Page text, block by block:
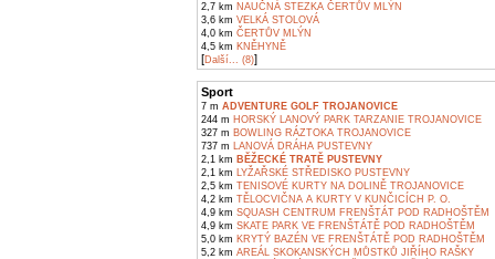
2,7 km NAUČNÁ STEZKA ČERTŮV MLÝN
3,6 km VELKÁ STOLOVÁ
4,0 km ČERTŮV MLÝN
4,5 km KNĚHYNĚ
[Další... (8)]
Sport
7 m ADVENTURE GOLF TROJANOVICE
244 m HORSKÝ LANOVÝ PARK TARZANIE TROJANOVICE
327 m BOWLING RÁZTOKA TROJANOVICE
737 m LANOVÁ DRÁHA PUSTEVNY
2,1 km BĚŽECKÉ TRATĚ PUSTEVNY
2,1 km LYŽAŘSKÉ STŘEDISKO PUSTEVNY
2,5 km TENISOVÉ KURTY NA DOLINĚ TROJANOVICE
4,2 km TĚLOCVIČNA A KURTY V KUNČICÍCH P. O.
4,9 km SQUASH CENTRUM FRENŠTÁT POD RADHOŠTĚM
4,9 km SKATE PARK VE FRENŠTÁTĚ POD RADHOŠTĚM
5,0 km KRYTÝ BAZÉN VE FRENŠTÁTĚ POD RADHOŠTĚM
5,2 km AREÁL SKOKANSKÝCH MŮSTKŮ JIŘÍHO RAŠKY